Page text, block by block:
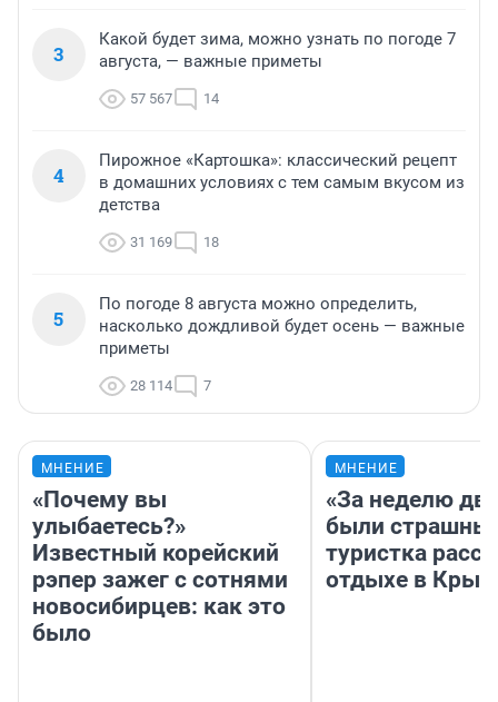
3
Какой будет зима, можно узнать по погоде 7
августа, — важные приметы
57 567 14
4
Пирожное «Картошка»: классический рецепт
в домашних условиях с тем самым вкусом из
детства
31 169 18
5
По погоде 8 августа можно определить,
насколько дождливой будет осень — важные
приметы
28 114 7
МНЕНИЕ
«Почему вы
улыбаетесь?»
Известный корейский
рэпер зажег с сотнями
новосибирцев: как это
было
МНЕНИЕ
«За неделю
были
туристка
отдыхе в